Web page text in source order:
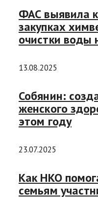
ФАС выявила
закупках
очистки воды
13.08.2025
Собянин:
женского
этом году
23.07.2025
Как НКО
семьям